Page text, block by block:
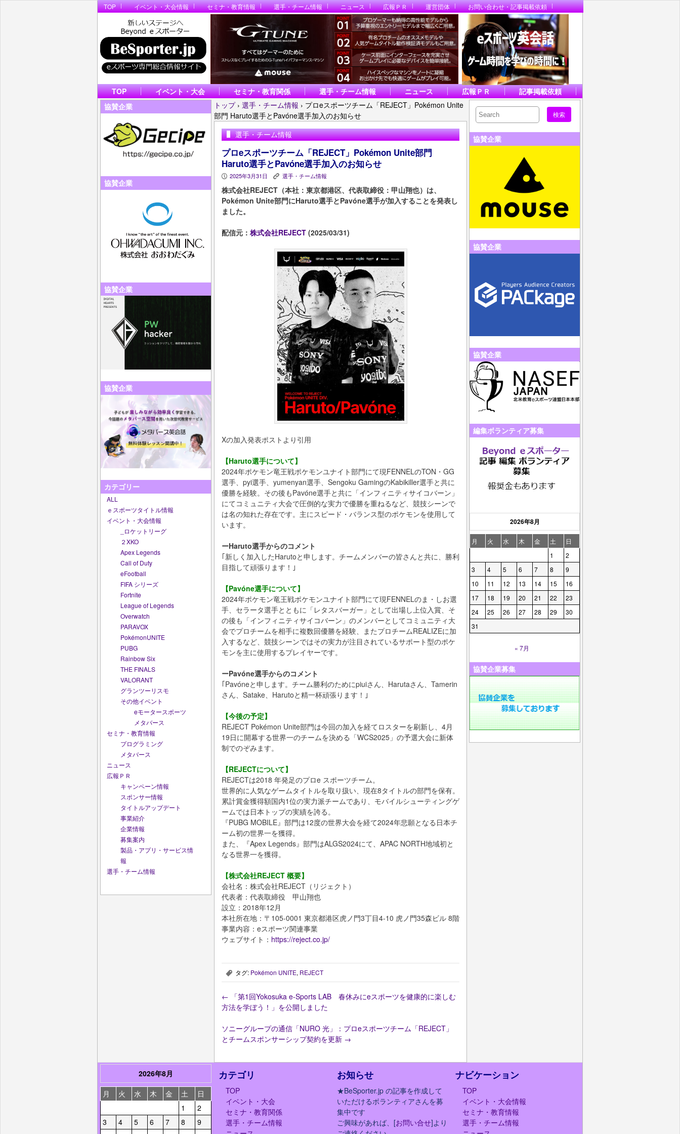
TOP イベント・大会情報 セミナ・教育情報 選手・チーム情報 ニュース 広報ＰＲ 運営団体 お問い合わせ・記事掲載依頼
TOP イベント・大会 セミナ・教育関係 選手・チーム情報 ニュース 広報ＰＲ
記事掲載依頼
協賛企業
協賛企業
協賛企業
協賛企業
カテゴリー
ALL
ｅスポーツタイトル情報
イベント・大会情報
_ロケットリーグ
２XKO
Apex Legends
Call of Duty
eFootball
FIFA シリーズ
Fortnite
League of Legends
Overwatch
PARAVOX
PokémonUNITE
PUBG
Rainbow Six
THE FINALS
VALORANT
グランツーリスモ
その他イベント
eモータースポーツ
メタバース
セミナ・教育情報
プログラミング
メタバース
ニュース
広報ＰＲ
キャンペーン情報
スポンサー情報
タイトルアップデート
事業紹介
企業情報
募集案内
製品・アプリ・サービス情
報
選手・チーム情報
トップ › 選手・チーム情報 › プロeスポーツチーム「REJECT」Pokémon Unite
部門 Haruto選手とPavóne選手加入のお知らせ
選手・チーム情報
プロeスポーツチーム「REJECT」Pokémon Unite部門
Haruto選手とPavóne選手加入のお知らせ
P 2025年3月31日 K 選手・チーム情報
株式会社REJECT（本社：東京都港区、代表取締役：甲山翔也）は、
Pokémon Unite部門にHaruto選手とPavóne選手が加入することを発表し
ました。
配信元： 株式会社REJECT (2025/03/31)
Xの加入発表ポストより引用
【Haruto選手について】
2024年ポケモン竜王戦ポケモンユナイト部門にて現FENNELのTON・GG
選手、pyi選手、yumenyan選手、Sengoku GamingのKabikiller選手と共に
優勝を経験。その後もPavóne選手と共に「インフィニティサイコバーン」
にてコミュニティ大会で圧倒的な実力で優勝を重ねるなど、競技シーンで
は名の知れた存在です。主にスピード・バランス型のポケモンを使用して
います。
ーHaruto選手からのコメント
｢新しく加入したHarutoと申します。チームメンバーの皆さんと共に、勝利
目指して頑張ります！｣
【Pavóne選手について】
2024年ポケモン竜王戦ポケモンユナイト部門にて現FENNELのま・しお選
手、セラータ選手とともに「レタスバーガー」として出場し上位入賞、そ
の後も「インフィニティサイコバーン」のメンバーとしてコミュニティ大
会でプロチームを相手に複数回優勝を経験、またプロチームREALIZEに加
入するなど、競技シーンではその実力が注目されているサポート型のポケ
モンを主に使用するプレイヤーです。
ーPavóne選手からのコメント
｢Pavóneと申します。チーム勝利のためにpiuiさん、Harutaさん、Tamerin
さん、Satake、Harutoと精一杯頑張ります！｣
【今後の予定】
REJECT Pokémon Unite部門は今回の加入を経てロスターを刷新し、4月
19日に開幕する世界一のチームを決める「WCS2025」の予選大会に新体
制でのぞみます。
【REJECTについて】
REJECTは2018 年発足のプロe スポーツチーム。
世界的に人気なゲームタイトルを取り扱い、現在8タイトルの部門を保有。
累計賞金獲得額国内1位の実力派チームであり、モバイルシューティングゲ
ームでは日本トップの実績を誇る。
『PUBG MOBILE』部門は12度の世界大会を経て2024年悲願となる日本チ
ーム初の世界一を獲得。
また、『Apex Legends』部門はALGS2024にて、APAC NORTH地域初と
なる世界一を獲得。
【株式会社REJECT 概要】
会社名：株式会社REJECT（リジェクト）
代表者：代表取締役 甲山翔也
設立：2018年12月
本社所在地：〒105-0001 東京都港区虎ノ門3丁目4-10 虎ノ門35森ビル 8階
事業内容：eスポーツ関連事業
ウェブサイト： https://reject.co.jp/
, タグ: Pokémon UNITE, REJECT
← 「第1回Yokosuka e-Sports LAB 春休みにeスポーツを健康的に楽しむ
方法を学ぼう！」を公開しました
ソニーグループの通信「NURO 光」：プロeスポーツチーム「REJECT」
とチームスポンサーシップ契約を更新 →
協賛企業
協賛企業
協賛企業
編集ボランティア募集
2026年8月
月 火 水 木 金 土
日
1
2
3
4 5 6 7 8
9
10
11 12 13 14 15
16
17
18 19 20 21 22
23
24
25 26 27 28 29
30
31
« 7月
協賛企業募集
2026年8月
月
火 水 木 金 土
日
1
2
3
4 5 6 7 8
9
カテゴリ
TOP
イベント・大会
セミナ・教育関係
選手・チーム情報
お知らせ
★BeSporter.jp の記事を作成して
いただけるボランティアさんを募
集中です
ご興味があれば、[お問い合せ]より
ナビケーション
TOP
イベント・大会情報
セミナ・教育情報
選手・チーム情報